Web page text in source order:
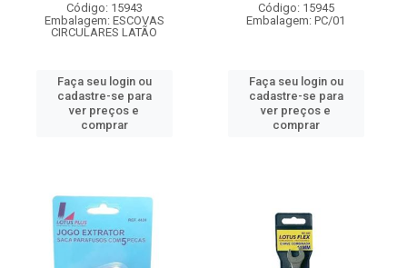
Código: 15943
Embalagem: ESCOVAS
CIRCULARES LATÃO
Faça seu login ou
cadastre-se para
ver preços e
comprar
Código: 15945
Embalagem: PC/01
Faça seu login ou
cadastre-se para
ver preços e
comprar